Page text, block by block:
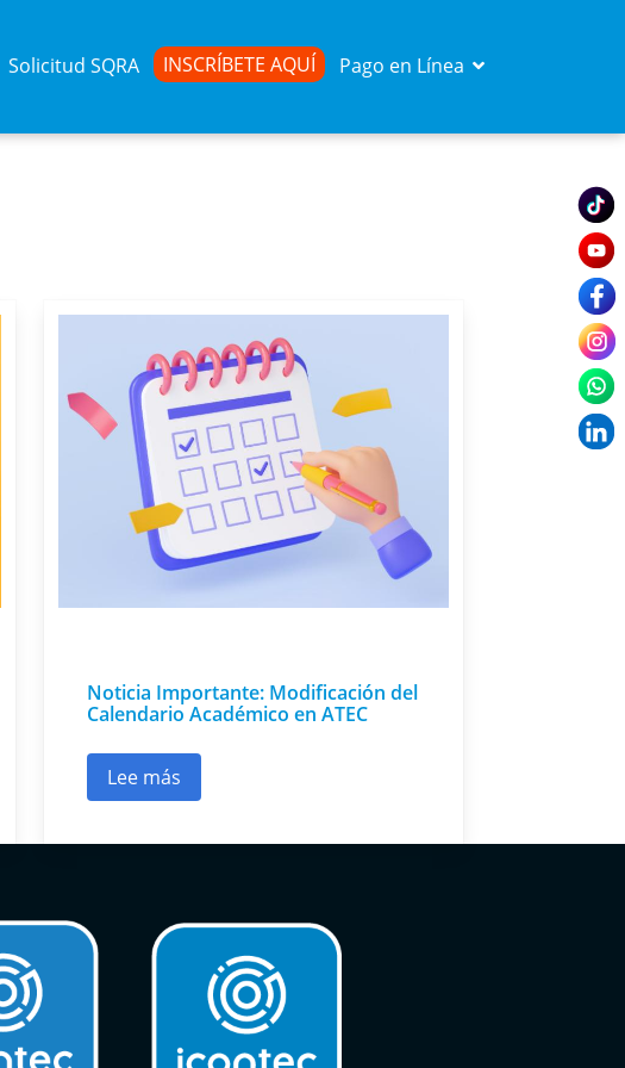
Solicitud SQRA INSCRÍBETE AQUÍ Pago en Línea
escenarios de aprendizaje
Noticia Importante: Modificación del
Calendario Académico en ATEC
Lee más
sobre Noticia Importante: Modificación del